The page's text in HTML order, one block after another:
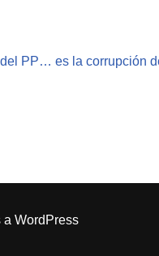
PP… es la corrupción
a WordPress